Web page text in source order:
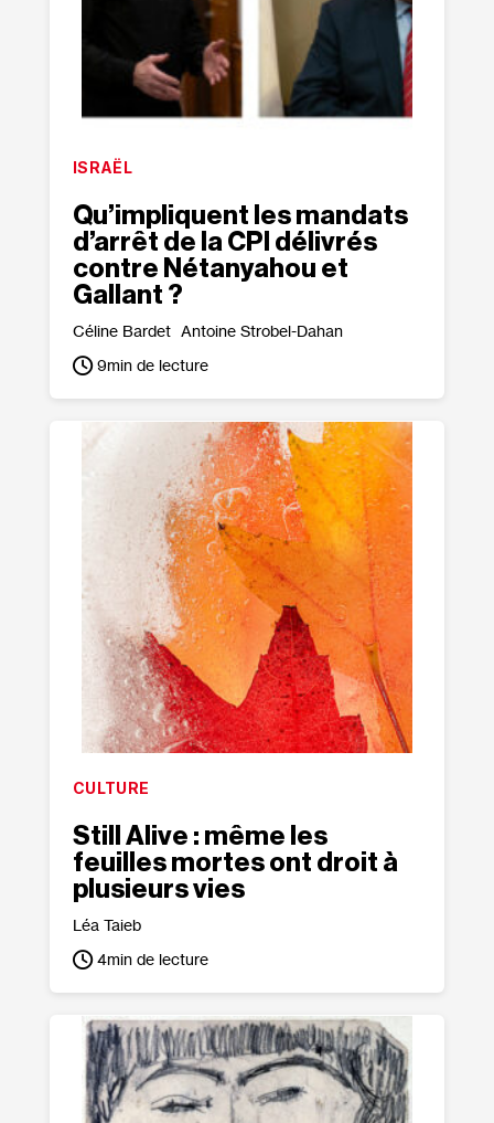
ISRAËL
Qu’impliquent les mandats
d’arrêt de la CPI délivrés
contre Nétanyahou et
Gallant ?
Céline Bardet Antoine Strobel-Dahan
9min de lecture
CULTURE
Still Alive : même les
feuilles mortes ont droit à
plusieurs vies
Léa Taieb
4min de lecture